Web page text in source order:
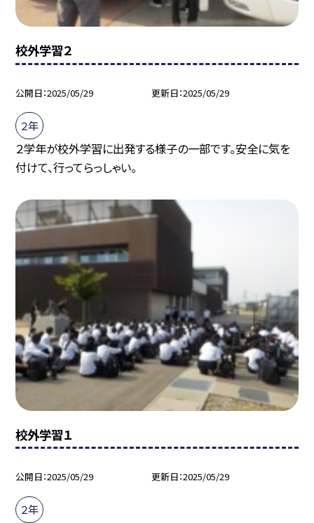
校外学習２
公開日 2025/05/29 更新日 2025/05/29
２年
２学年が校外学習に出発する様子の一部です。安全に気を
付けて、行ってらっしゃい。
校外学習１
公開日 2025/05/29 更新日 2025/05/29
２年